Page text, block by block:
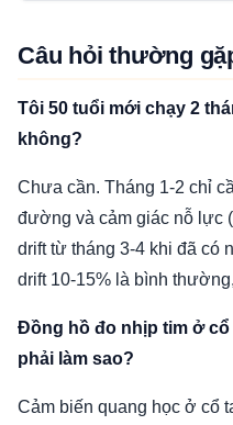
Câu hỏi thường
Tôi 50 tuổi mới chạy 2
không?
Chưa cần. Tháng 1-2 chỉ
đường và cảm giác nỗ lực
drift từ tháng 3-4 khi đã có
drift 10-15% là bình
Đồng hồ đo nhịp tim ở
phải làm sao?
Cảm biến quang học ở cổ